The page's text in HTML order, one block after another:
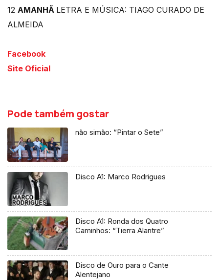
12 AMANHÃ LETRA E MÚSICA: TIAGO CURADO DE
ALMEIDA
Facebook
Site Oficial
Pode também gostar
não simão: “Pintar o Sete”
Disco A1: Marco Rodrigues
Disco A1: Ronda dos Quatro
Caminhos: “Tierra Alantre”
Disco de Ouro para o Cante
Alentejano